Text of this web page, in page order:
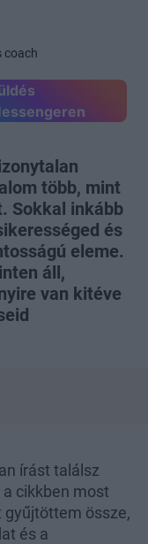
coach
több, mint
Sokkal inkább
és
eleme.
áll,
van kitéve
írást találsz
cikkben most
össze,
és a